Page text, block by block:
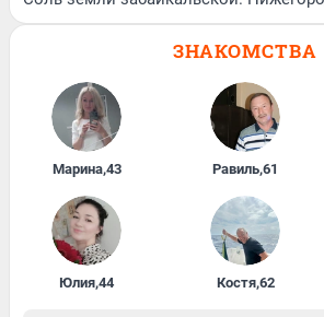
ЗНАКОМСТВА
Марина,43 Равиль,61
Юлия,44 Костя,62